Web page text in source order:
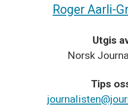
Roger Aarli-
Utgis
Norsk
Tips